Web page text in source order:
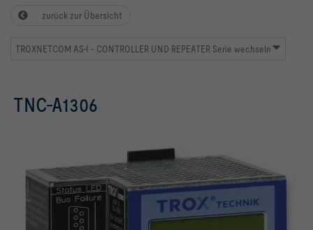
zurück zur Übersicht
TROXNETCOM AS-I - CONTROLLER UND REPEATER Serie wechseln
TNC-A1306